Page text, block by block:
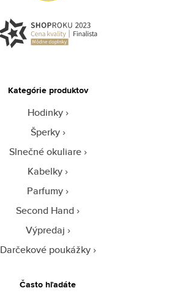
Kategórie produktov
Hodinky
Šperky
Slnečné okuliare
Kabelky
Parfumy
Second Hand
Výpredaj
Darčekové poukážky
Často hľadáte